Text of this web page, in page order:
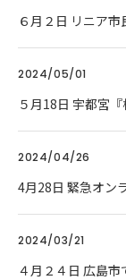
６月２日 リニア
2024/05/01
５月18日 宇都宮
2024/04/26
4月28日 緊急オン
2024/03/21
４月２４日 広島市